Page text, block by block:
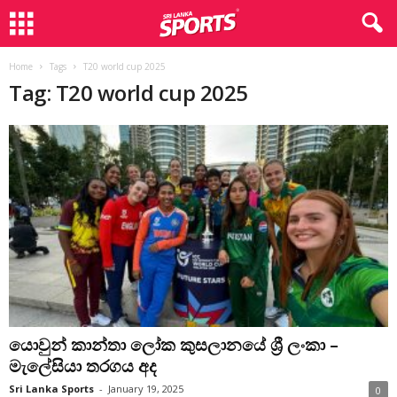
Home Tags T20 world cup 2025
Tag: T20 world cup 2025
යොවුන් කාන්තා ලෝක කුසලානයේ ශ්‍රී ලංකා –
මැලේසියා තරගය අද
Sri Lanka Sports - January 19, 2025 0